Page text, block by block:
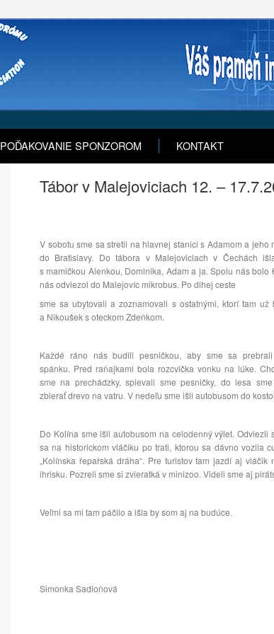
POĎAKOVANIE SPONZOROM KONTAKT
Tábor v Malejoviciach 12. –
V sobotu sme sa stretli na hlavnej stanici s Adamom a
do Bratislavy. Do tábora v Malejoviciach v Čechách
s mamičkou Alenkou, Dominika, Adam a ja. Spolu nás
nás odviezol do Malejovíc mikrobus. Po dlhej ceste
sme sa ubytovali a zoznamovali s ostatnými, ktorí tam
a Nikoušek s oteckom Zdeňkom.
Každé ráno nás budili pesničkou, aby sme sa
spánku. Pred raňajkami bola rozcvička vonku na lúke.
sme na prechádzky, spievali sme pesničky, do lesa
zbierať drevo na vatru. V nedeľu sme išli autobusom do
Do Kolína sme išli autobusom na celodenný výlet. Odviezli
sa na historickom vláčiku po trati, ktorou sa dávno vozila
„Kolínska řepařská dráha“. Pre turistov tam jazdí aj
ihrisku. Pozreli sme si zvieratká v minizoo. Videli sme aj
Veľmi sa mi tam páčilo a išla by som aj na budúce.
Simonka Sadloňová